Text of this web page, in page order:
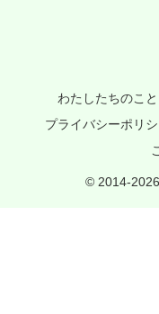
わたしたちのこと
プライバシーポリ
© 2014-